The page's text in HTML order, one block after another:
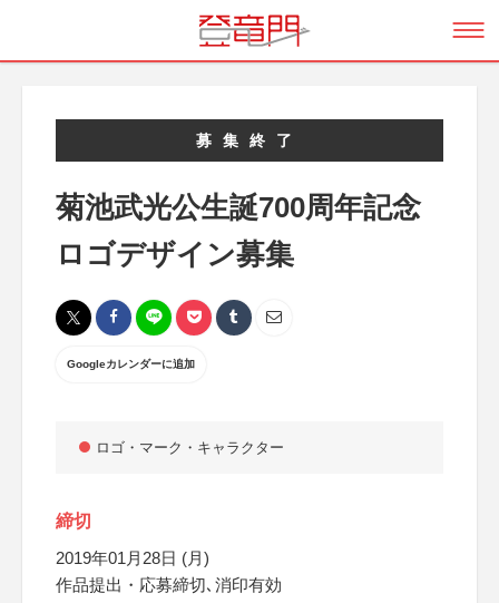
募集終了
菊池武光公生誕700周年記念
ロゴデザイン募集
Googleカレンダーに追加
ロゴ・マーク・キャラクター
締切
2019年01月28日 (月)
作品提出・応募締切､消印有効